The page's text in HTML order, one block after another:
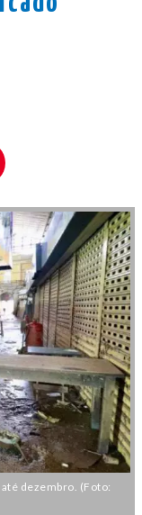
dezembro. (Foto: